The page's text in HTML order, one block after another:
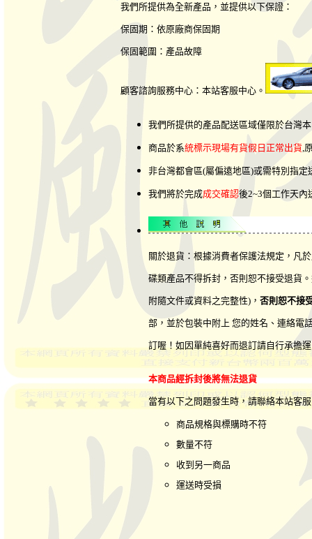
我們所提供為全新產品，並提供以下保證：
保固期：依原廠商保固期
保固範圍：產品故障
顧客諮詢服務中心：本站客服中心。
我們所提供的產品配送區域僅限於台灣
商品於系統標示現場有貨假日正常出貨,
非台灣都會區(屬偏遠地區)或需特別指
我們將於完成成交確認後2~3個工作天內
關於退貨：根據消費者保護法規定，凡
碟類產品不得拆封，否則恕不接受退貨
附隨文件或資料之完整性)， 否則恕不接
部，並於包裝中附上 您的姓名、連絡電
訂喔！如因單純喜好而退訂請自行承擔
本商品經拆封後將無法退貨
當有以下之問題發生時，請聯絡本站客
商品規格與標購時不符
數量不符
收到另一商品
運送時受損